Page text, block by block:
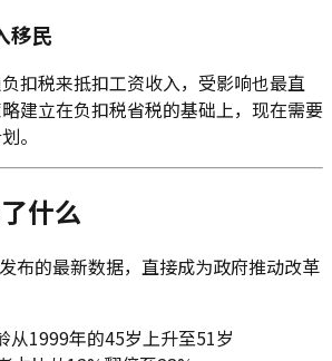
移民
扣税来抵扣工资收入，受影响也最直
建立在负扣税省税的基础上，现在需要
。
什么
布的最新数据，直接成为政府推动改革
从1999年的45岁上升至51岁